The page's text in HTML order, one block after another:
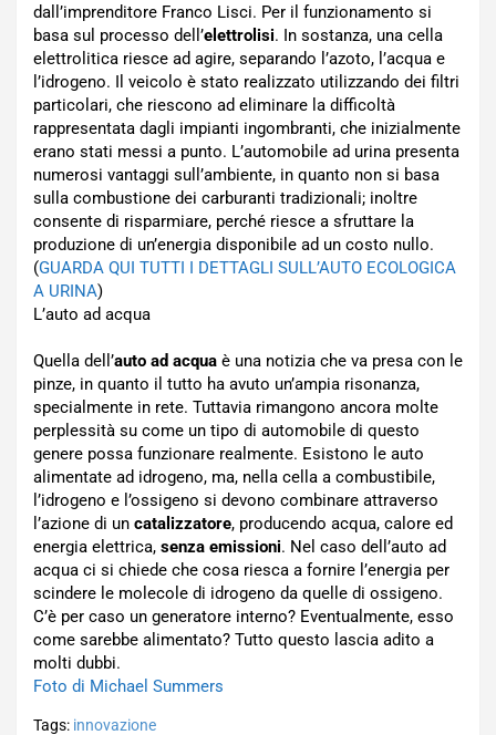
dall’imprenditore Franco Lisci. Per il funzionamento si
basa sul processo dell’elettrolisi. In sostanza, una cella
elettrolitica riesce ad agire, separando l’azoto, l’acqua e
l’idrogeno. Il veicolo è stato realizzato utilizzando dei filtri
particolari, che riescono ad eliminare la difficoltà
rappresentata dagli impianti ingombranti, che inizialmente
erano stati messi a punto. L’automobile ad urina presenta
numerosi vantaggi sull’ambiente, in quanto non si basa
sulla combustione dei carburanti tradizionali; inoltre
consente di risparmiare, perché riesce a sfruttare la
produzione di un’energia disponibile ad un costo nullo.
(GUARDA QUI TUTTI I DETTAGLI SULL’AUTO ECOLOGICA
A URINA)
L’auto ad acqua
Quella dell’auto ad acqua è una notizia che va presa con le
pinze, in quanto il tutto ha avuto un’ampia risonanza,
specialmente in rete. Tuttavia rimangono ancora molte
perplessità su come un tipo di automobile di questo
genere possa funzionare realmente. Esistono le auto
alimentate ad idrogeno, ma, nella cella a combustibile,
l’idrogeno e l’ossigeno si devono combinare attraverso
l’azione di un catalizzatore, producendo acqua, calore ed
energia elettrica, senza emissioni. Nel caso dell’auto ad
acqua ci si chiede che cosa riesca a fornire l’energia per
scindere le molecole di idrogeno da quelle di ossigeno.
C’è per caso un generatore interno? Eventualmente, esso
come sarebbe alimentato? Tutto questo lascia adito a
molti dubbi.
Foto di Michael Summers
Tags: innovazione